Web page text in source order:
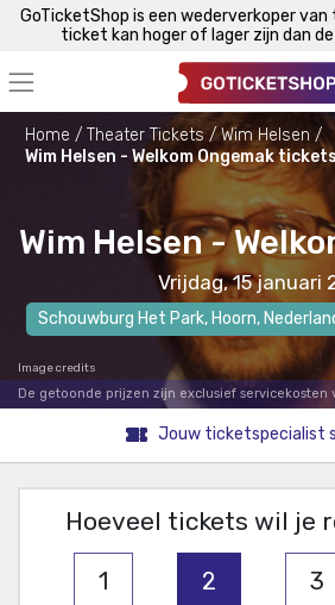
GoTicketShop is een wederverkoper van
ticket kan hoger of lager zijn dan
Home Theater Tickets
Wim Helsen
Wim Helsen - Welkom Ongemak
Wim Helsen -
Vrijdag, 15 januari
Schouwburg Het Park, Hoorn,
Image credits
De getoonde prijzen zijn exclusief servicekosten
Jouw ticketspecialist
Hoeveel tickets wil je
1 2 3